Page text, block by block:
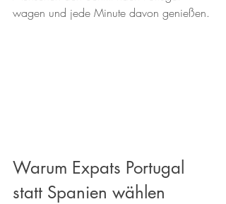
wagen und jede Minute davon genießen.
Warum Expats Portugal
statt Spanien wählen